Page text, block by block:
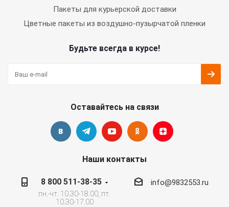
Пакеты для курьерской доставки
Цветные пакеты из воздушно-пузырчатой пленки
Будьте всегда в курсе!
Оставайтесь на связи
Наши контакты
8 800 511-38-35
пн.-чт. 10.30-18.00, пт.
10.30-17.00
info@9832553.ru